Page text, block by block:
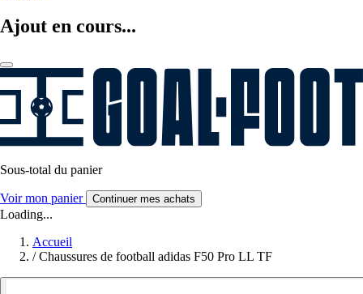
Ajout en cours...
Sous-total du panier
Voir mon panier Continuer mes achats
Loading...
Accueil
/ Chaussures de football adidas F50 Pro LL TF